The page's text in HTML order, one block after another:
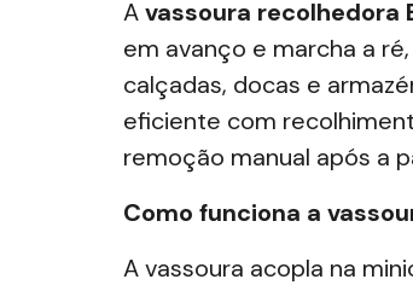
Avassoura recolhedora
em avanço e marcha a
calçadas, docas e
eficiente com
remoção manual após a
Como funciona a
A vassoura acopla na